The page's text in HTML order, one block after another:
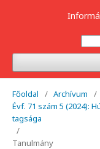
Főoldal / Archívum
/
Évf. 71 szám 5 (2024):
tagsága
/
Tanulmány